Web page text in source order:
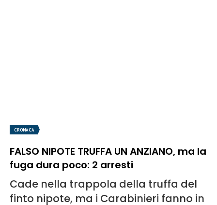
CRONACA
FALSO NIPOTE TRUFFA UN ANZIANO, ma la
fuga dura poco: 2 arresti
Cade nella trappola della truffa del
finto nipote, ma i Carabinieri fanno in